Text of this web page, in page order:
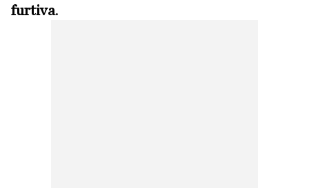
furtiva.